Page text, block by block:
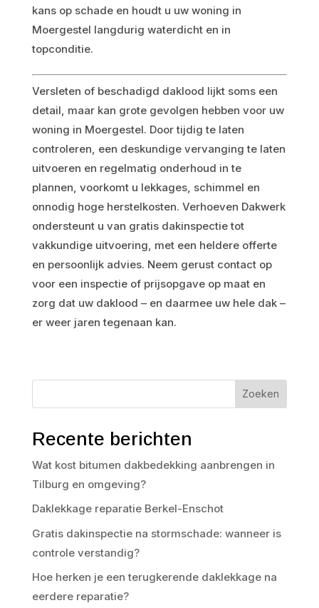
kans op schade en houdt u uw woning in
Moergestel langdurig waterdicht en in
topconditie.
Versleten of beschadigd daklood lijkt soms een
detail, maar kan grote gevolgen hebben voor uw
woning in Moergestel. Door tijdig te laten
controleren, een deskundige vervanging te laten
uitvoeren en regelmatig onderhoud in te
plannen, voorkomt u lekkages, schimmel en
onnodig hoge herstelkosten. Verhoeven Dakwerk
ondersteunt u van gratis dakinspectie tot
vakkundige uitvoering, met een heldere offerte
en persoonlijk advies. Neem gerust contact op
voor een inspectie of prijsopgave op maat en
zorg dat uw daklood – en daarmee uw hele dak –
er weer jaren tegenaan kan.
Zoeken
Recente berichten
Wat kost bitumen dakbedekking aanbrengen in
Tilburg en omgeving?
Daklekkage reparatie Berkel-Enschot
Gratis dakinspectie na stormschade: wanneer is
controle verstandig?
Hoe herken je een terugkerende daklekkage na
eerdere reparatie?